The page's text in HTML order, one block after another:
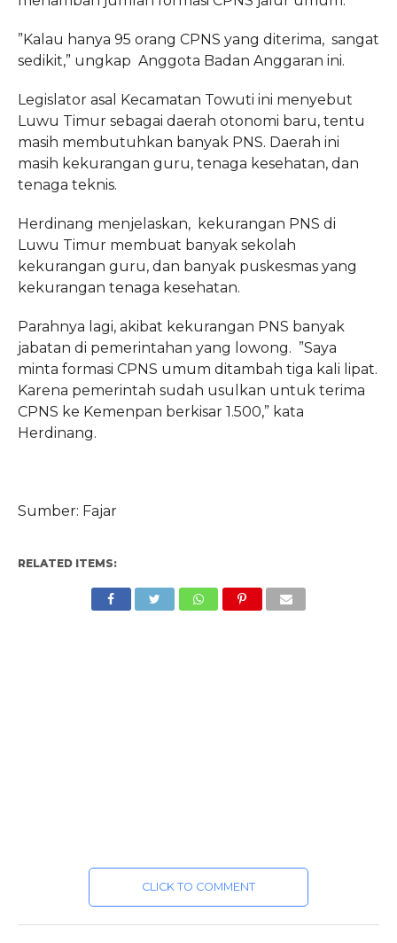
”Kalau hanya 95 orang CPNS yang diterima, sangat
sedikit,” ungkap Anggota Badan Anggaran ini.
Legislator asal Kecamatan Towuti ini menyebut
Luwu Timur sebagai daerah otonomi baru, tentu
masih membutuhkan banyak PNS. Daerah ini
masih kekurangan guru, tenaga kesehatan, dan
tenaga teknis.
Herdinang menjelaskan, kekurangan PNS di
Luwu Timur membuat banyak sekolah
kekurangan guru, dan banyak puskesmas yang
kekurangan tenaga kesehatan.
Parahnya lagi, akibat kekurangan PNS banyak
jabatan di pemerintahan yang lowong. ”Saya
minta formasi CPNS umum ditambah tiga kali lipat.
Karena pemerintah sudah usulkan untuk terima
CPNS ke Kemenpan berkisar 1.500,” kata
Herdinang.
Sumber: Fajar
RELATED ITEMS:
CLICK TO COMMENT